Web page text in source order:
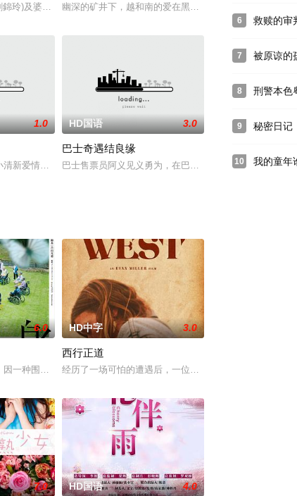
子阿思（佘诗曼 饰）
哥（吴镇宇饰），心想到终于可以摆脱卧底生活，海生感到生活又
玲)及婆婆相依為命，當婆婆年老病逝，琳終崩潰被送進精神病院，但
幽深的矿井下，越和南的爱在黑暗中默默滋长。煤尘染
,伊桑·科恩,亚历克斯·
1.0
新爱情电影，影片讲述了两个美国大陆东西两端完全没有交集的陌生
HD国语 3.0
巴士奇遇结良缘
巴士售票员阿义见义勇为，在巴士上救援了受扒手欺侮
压力，揭示了地下文化向主流成功
将对方打死，被判处无期徒刑后，吴鑫在监狱的十几年间，一直表现良
6.0
因一种围绕“废用身”——因瘫痪等原因已无恢复可能的四肢——的治疗方
HD中字 3.0
西行正道
经历了一场可怕的遭遇后，一位小镇女子向疏远的哥哥
7.0 HD国语 4.0
6 救赎的审
7 被原谅的
8 刑警本色
9 秘密日记
10 我的童年